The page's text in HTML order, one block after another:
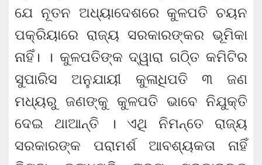
ଯେ ନୂତନ ଅଧ୍ୟାଦେଶରେ କୁଳପତି ଚୟନ
ପକ୍ରିୟାରେ ରାଜ୍ୟ ସରକାରଙ୍କର ଭୂମିକା
ନାହିଁ। । କୁଳପତିଙ୍କ ଦ୍ୱାରା ଗଠି୍‌ତ କମିଟିର
ସୁପାରିସ ଅନୁଯାୟୀ କୁଳାଧିପତି ୩ ଜଣ
ମଧ୍ୟରୁ ଜଣଙ୍କୁ କୁଳପତି ଭାବେ ନିଯୁକ୍ତି
ଦେଇ ଥାଆନ୍ତି । ଏଥି ନିମନ୍ତେ ରାଜ୍ୟ
ସରକାରଙ୍କ ପରାମର୍ଶ ଆବଶ୍ୟକତା ନାହିଁ